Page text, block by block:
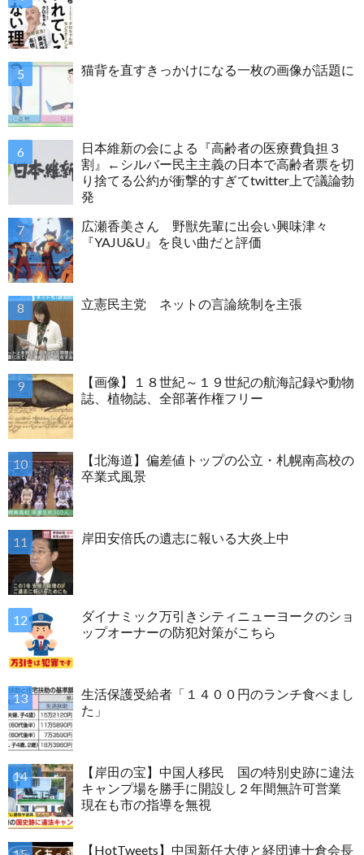
猫背を直すきっかけになる一枚の画像が話題に
日本維新の会による『高齢者の医療費負担３
割』←シルバー民主主義の日本で高齢者票を切
り捨てる公約が衝撃的すぎてtwitter上で議論勃
発
広瀬香美さん 野獣先輩に出会い興味津々
『YAJU&U』を良い曲だと評価
立憲民主党 ネットの言論統制を主張
【画像】１８世紀～１９世紀の航海記録や動物
誌、植物誌、全部著作権フリー
【北海道】偏差値トップの公立・札幌南高校の
卒業式風景
岸田安倍氏の遺志に報いる大炎上中
ダイナミック万引きシティニューヨークのショ
ップオーナーの防犯対策がこちら
生活保護受給者「１４００円のランチ食べまし
た」
【岸田の宝】中国人移民 国の特別史跡に違法
キャンプ場を勝手に開設し２年間無許可営業
現在も市の指導を無視
【HotTweets】中国新任大使と経団連十倉会長